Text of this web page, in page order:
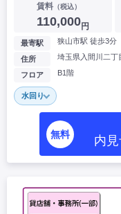
賃料 （税込）
110,000円
最寄駅 狭山市駅 徒歩3分
住所 埼玉県入間川二丁
フロア B1階
水回り
無料 内